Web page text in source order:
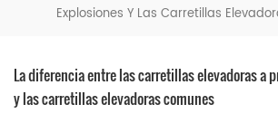
Explosiones Y Las Carretillas
La diferencia entre las carretillas elevadoras a
y las carretillas elevadoras comunes